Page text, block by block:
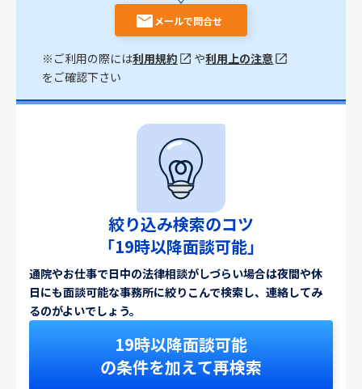
メールで問合せ
※ご利用の際には利用規約 や利用上の注意
をご確認下さい
絞り込み検索のコツ
「19時以降面談可能」
通院やお仕事で日中の法律相談がしづらい場合は夜間や休
日にも面談可能な事務所に絞りこんで検索し、連絡してみ
るのがよいでしょう。
19時以降面談可能
の条件を加えて再検索